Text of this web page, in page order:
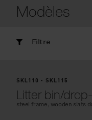
Modèles
Filtre
SKL110 - SKL115
Litter bin/
steel frame, wooden slats